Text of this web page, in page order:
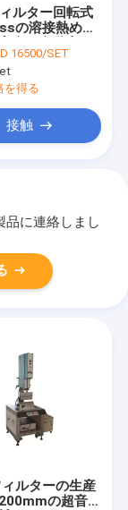
ルター回転式
の溶接熱めっ
16500/SET
を得る
接触
品に連絡しまし
ルターの生産
の超音波